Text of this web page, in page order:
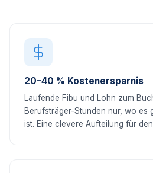
20–40 % Kostenersparnis
Laufende Fibu und Lohn zum
Berufsträger-Stunden nur, wo es
ist. Eine clevere Aufteilung für